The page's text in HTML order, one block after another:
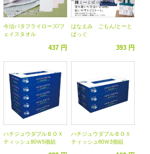
今治バタフライローズ/フ
ェイスタオル
437 円
はなえみ ごもん/とーと
ばっぐ
393 円
ハチジュウダブルＢＯＸ
ティッシュ80Ｗ5個組
ハチジュウダブルＢＯＸ
ティッシュ80Ｗ3個組